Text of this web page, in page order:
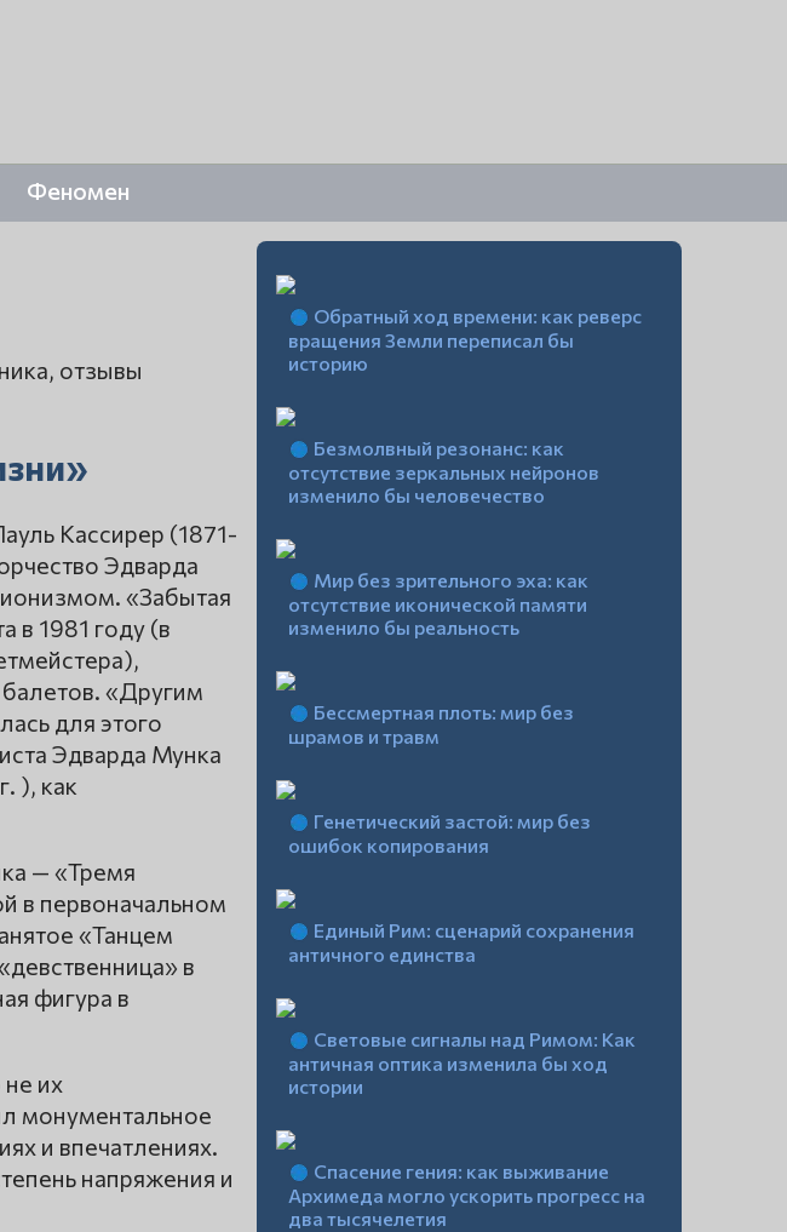
Феномен
отзывы
Кассирер (1871-
Эдварда
«Забытая
в 1981 году (в
«Другим
для этого
Эдварда Мунка
), как
— «Тремя
в первоначальном
«Танцем
в
фигура в
их
монументальное
и впечатлениях.
напряжения и
Обратный ход времени: как реверс
вращения Земли переписал бы
историю
Безмолвный резонанс: как
отсутствие зеркальных нейронов
изменило бы человечество
Мир без зрительного эха: как
отсутствие иконической памяти
изменило бы реальность
Бессмертная плоть: мир без
шрамов и травм
Генетический застой: мир без
ошибок копирования
Единый Рим: сценарий сохранения
античного единства
Световые сигналы над Римом: Как
античная оптика изменила бы ход
истории
Спасение гения: как выживание
Архимеда могло ускорить прогресс на
два тысячелетия